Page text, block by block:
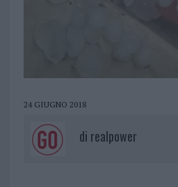
24 GIUGNO 2018
di realpower